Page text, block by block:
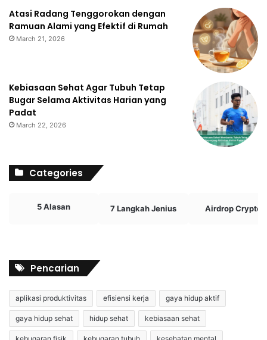
Atasi Radang Tenggorokan dengan
Ramuan Alami yang Efektif di Rumah
March 21, 2026
Kebiasaan Sehat Agar Tubuh Tetap
Bugar Selama Aktivitas Harian yang
Padat
March 22, 2026
Categories
5 Alasan 7 Langkah Jenius Airdrop Crypto
Pencarian
aplikasi produktivitas efisiensi kerja gaya hidup aktif
gaya hidup sehat hidup sehat kebiasaan sehat